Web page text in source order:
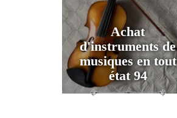
Achat
d'instruments de
musiques en tout
état 94